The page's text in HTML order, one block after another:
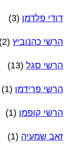
דודי פלדמן (3)
הרשי כהנוביץ (2)
הרשי סגל (13)
הרשי פרידמן (1)
הרשי קופמן (1)
זאב שמעיה (1)